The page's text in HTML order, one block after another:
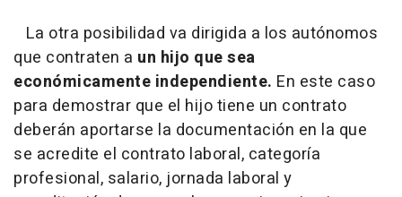
La otra posibilidad va dirigida a los autónomos
que contraten a un hijo que sea
económicamente independiente. En este caso
para demostrar que el hijo tiene un contrato
deberán aportarse la documentación en la que
se acredite el contrato laboral, categoría
profesional, salario, jornada laboral y